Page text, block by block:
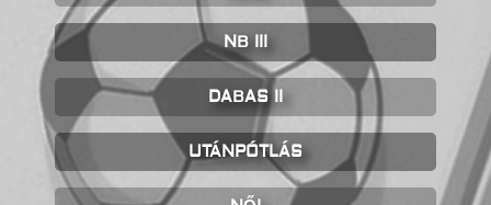
NB III
DABAS II
UTÁNPÓTLÁS